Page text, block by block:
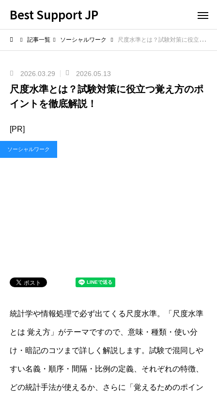
Best Support JP
記事一覧 ソーシャルワーク 尺度水準とは？試験対策に役立つ覚え方のポイントを徹底解説！
2026.03.29 2026.05.13
尺度水準とは？試験対策に役立つ覚え方のポ
イントを徹底解説！
[PR]
ソーシャルワーク
統計学や情報処理で必ず出てくる尺度水準。「尺度水準
とは 覚え方」がテーマですので、意味・種類・使い分
け・暗記のコツまで詳しく解説します。試験で混同しや
すい名義・順序・間隔・比例の定義、それぞれの特徴、
どの統計手法が使えるか、さらに「覚えるためのポイン